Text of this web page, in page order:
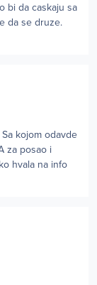
bi da caskaju sa
da se druze.
kojom odavde
za posao i
hvala na info